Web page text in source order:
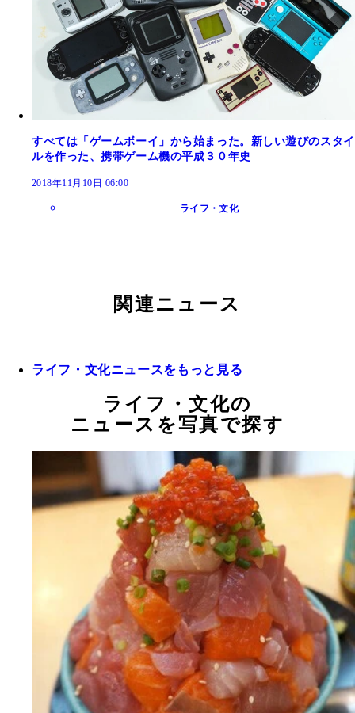
すべては「ゲームボーイ」から始まった。新しい遊びのスタイ
ルを作った、携帯ゲーム機の平成３０年史
2018年11月10日 06:00
ライフ・文化
関連ニュース
ライフ・文化ニュースをもっと見る
ライフ・文化の
ニュースを写真で探す